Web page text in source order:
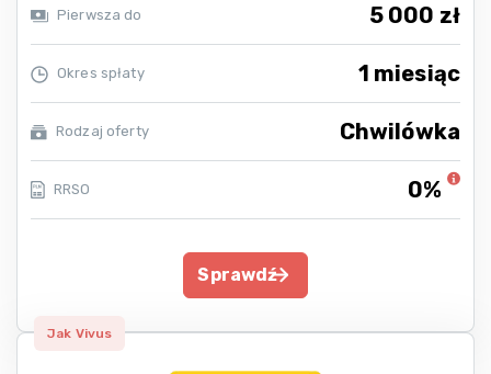
Pierwsza do 5 000 zł
Okres spłaty 1 miesiąc
Rodzaj oferty Chwilówka
RRSO 0%
Sprawdź
Jak Vivus